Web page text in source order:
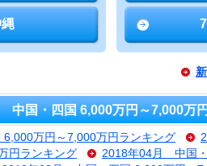
中国・四国 6,000万円～7,000万
万円～7,000万円ランキング
円ランキング
2018年04月 中国